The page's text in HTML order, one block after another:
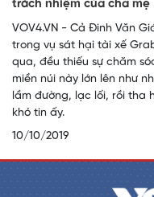
trách nhiệm của cha mẹ
VOV4.VN - Cả Đinh Văn
trong vụ sát hại tài xế
qua, đều thiếu sự chăm
miền núi này lớn lên như
lầm đường, lạc lối, rồi tha
khó tin ấy.
10/10/2019